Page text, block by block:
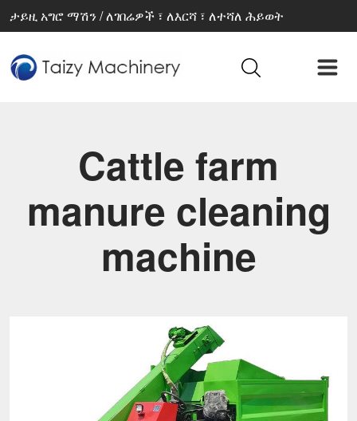
ታይዚ አግሮ ማሽን / ለገበሬዎች ፣ ለእርሻ ፣ ለተሻለ ሕይወት
Cattle farm
manure cleaning
machine